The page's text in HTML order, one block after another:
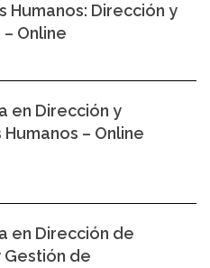
Humanos: Dirección y
Online
en Dirección y
– Online
en Dirección de
Gestión de